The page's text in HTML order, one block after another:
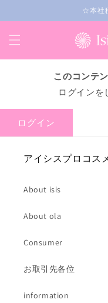
進む
☆本社
このコンテ
ログインを
ログイン
アイシスプロコス
About isis
About ola
Consumer
お取引先各位
information